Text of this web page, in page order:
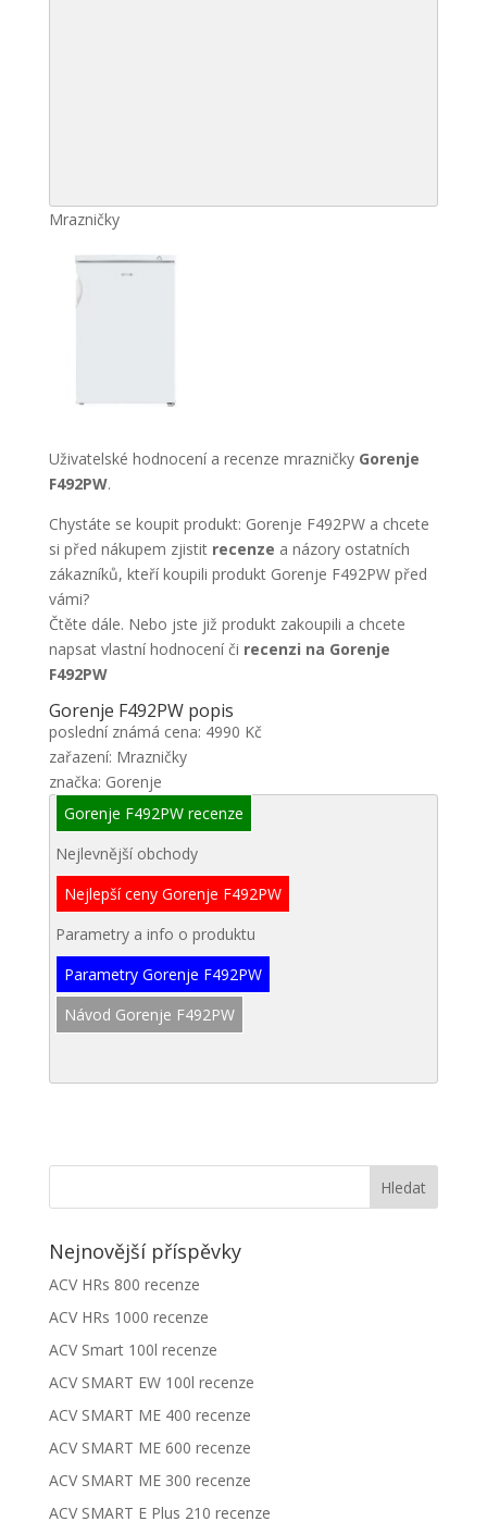
Mrazničky
Uživatelské hodnocení a recenze mrazničky Gorenje
F492PW.
Chystáte se koupit produkt: Gorenje F492PW a chcete
si před nákupem zjistit recenze a názory ostatních
zákazníků, kteří koupili produkt Gorenje F492PW před
vámi?
Čtěte dále. Nebo jste již produkt zakoupili a chcete
napsat vlastní hodnocení či recenzi na Gorenje
F492PW
Gorenje F492PW popis
poslední známá cena: 4990 Kč
zařazení: Mrazničky
značka: Gorenje
Gorenje F492PW recenze
Nejlevnější obchody
Nejlepší ceny Gorenje F492PW
Parametry a info o produktu
Parametry Gorenje F492PW
Návod Gorenje F492PW
Nejnovější příspěvky
ACV HRs 800 recenze
ACV HRs 1000 recenze
ACV Smart 100l recenze
ACV SMART EW 100l recenze
ACV SMART ME 400 recenze
ACV SMART ME 600 recenze
ACV SMART ME 300 recenze
ACV SMART E Plus 210 recenze